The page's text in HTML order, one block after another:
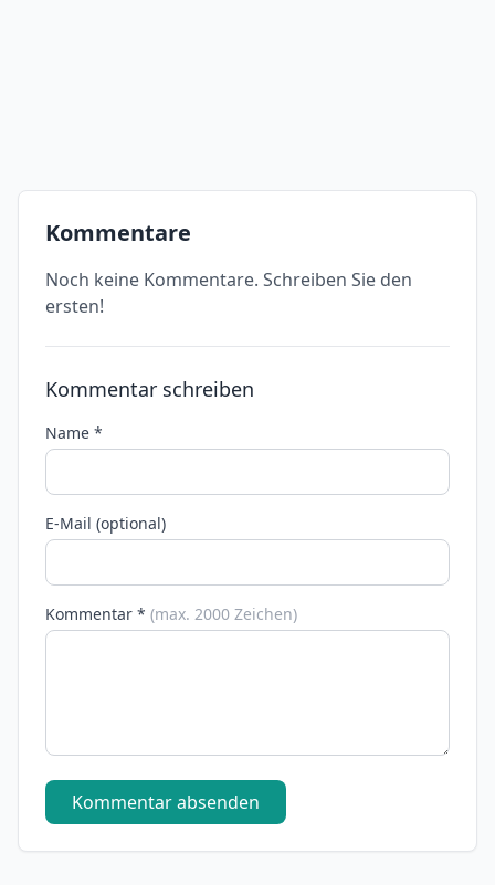
Kommentare
Noch keine Kommentare. Schreiben Sie den
ersten!
Kommentar schreiben
Name *
E-Mail (optional)
Kommentar * (max. 2000 Zeichen)
Kommentar absenden